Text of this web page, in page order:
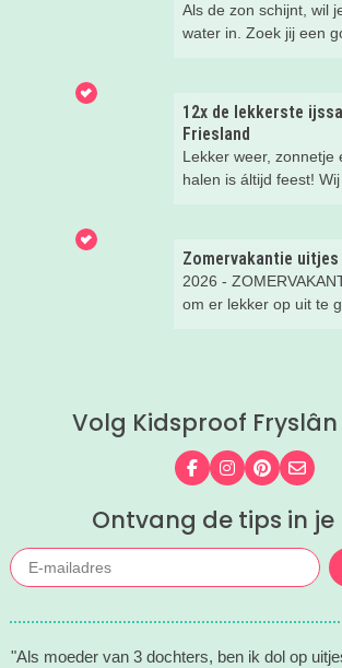
Als de zon schijnt, wil
water in. Zoek jij een
de állerleukste plekken
12x de lekkerste
Friesland
Lekker weer, zonnetje
halen is áltijd feest!
plekjes, zodat jij er
Zomervakantie
2026 -
om er lekker op uit te
prinsessentuin of
Check de leukste,
hieronder!
Volg Kidsproof
Volg ons op
Volg ons op
Volg ons
Mail
Ontvang de tips in je
"Als moeder van 3 dochters, ben ik dol op